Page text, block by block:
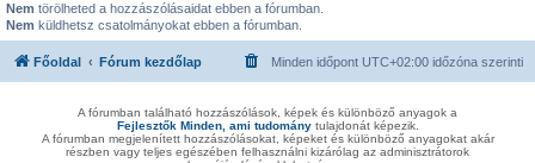
Nem törölheted a hozzászólásaidat ebben a fórumban.
Nem küldhetsz csatolmányokat ebben a fórumban.
Főoldal Fórum kezdőlap Minden időpont UTC+02:00 időzóna szerinti
A fórumban található hozzászólások, képek és különböző anyagok a
Fejlesztők Minden, ami tudománytulajdonát képezik.
A fórumban megjelenített hozzászólásokat, képeket és különböző anyagokat akár
részben vagy teljes egészében felhasználni kizárólag az adminisztrátorok